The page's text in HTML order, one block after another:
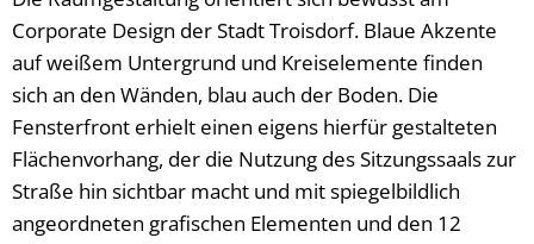
Corporate Design der Stadt Troisdorf. Blaue Akzente
auf weißem Untergrund und Kreiselemente finden
sich an den Wänden, blau auch der Boden. Die
Fensterfront erhielt einen eigens hierfür gestalteten
Flächenvorhang, der die Nutzung des Sitzungssaals zur
Straße hin sichtbar macht und mit spiegelbildlich
angeordneten grafischen Elementen und den 12